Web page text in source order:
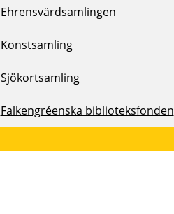
Ehrensvärdsamlingen
Konstsamling
Sjökortsamling
Falkengréenska biblioteksfonden